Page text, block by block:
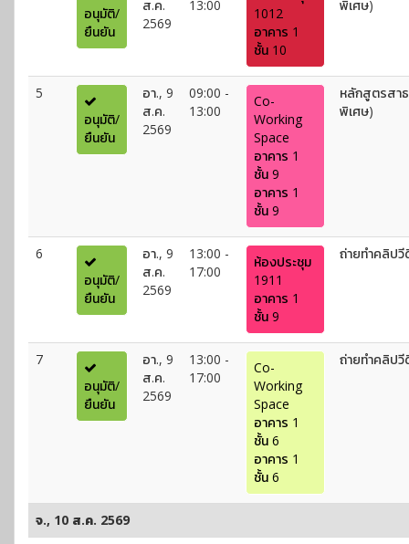
อนุมัติ/
ยืนยัน
ส.ค.
2569
13:00
1012
อาคาร 1
ชั้น 10
พิเศษ)
5
อนุมัติ/
ยืนยัน
อา., 9
ส.ค.
2569
09:00 -
13:00
Co-
Working
Space
อาคาร 1
ชั้น 9
อาคาร 1
ชั้น 9
หลักสูตรสา
พิเศษ)
6
อนุมัติ/
ยืนยัน
อา., 9
ส.ค.
2569
13:00 -
17:00
ห้องประชุม
1911
อาคาร 1
ชั้น 9
ถ่ายทำคลิปวี
7
อนุมัติ/
ยืนยัน
อา., 9
ส.ค.
2569
13:00 -
17:00
Co-
Working
Space
อาคาร 1
ชั้น 6
อาคาร 1
ชั้น 6
ถ่ายทำคลิปวี
จ., 10 ส.ค. 2569